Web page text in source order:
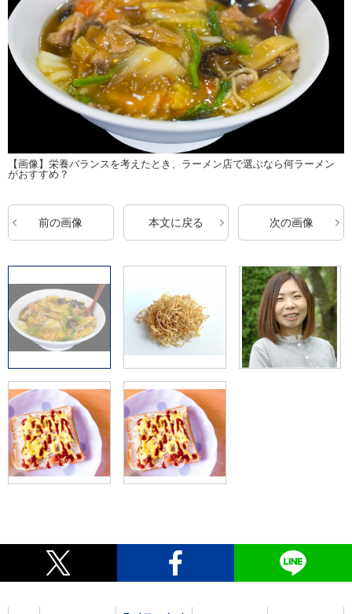
【画像】栄養バランスを考えたとき、ラーメン店で選ぶなら何ラーメン
がおすすめ？
前の画像 本文に戻る 次の画像